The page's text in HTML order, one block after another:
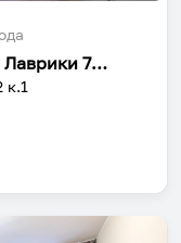
Апартаменты на улице Шоссе в Лаврики 72 корпус 1
к.1